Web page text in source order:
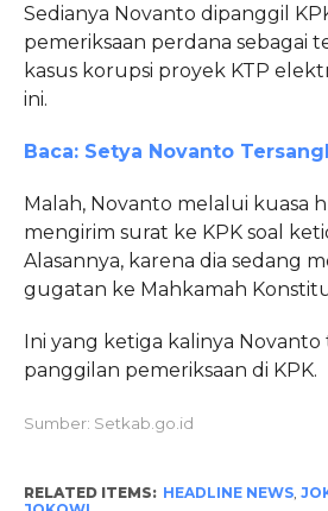
Sedianya Novanto dipanggil
pemeriksaan perdana sebagai
kasus korupsi proyek KTP
ini.
Baca: Setya Novanto
Malah, Novanto melalui kuasa
mengirim surat ke KPK soal
Alasannya, karena dia sedang
gugatan ke Mahkamah
Ini yang ketiga kalinya
panggilan pemeriksaan di KPK.
Sumber: Setkab.go.id
RELATED ITEMS: HEADLINE NEWS,